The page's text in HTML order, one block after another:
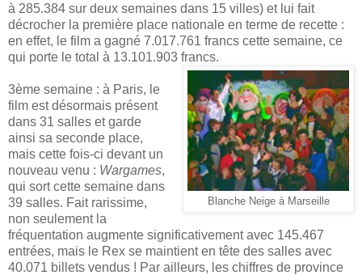
à 285.384 sur deux semaines dans 15 villes) et lui fait
décrocher la première place nationale en terme de recette :
en effet, le film a gagné 7.017.761 francs cette semaine, ce
qui porte le total à 13.101.903 francs.
Blanche Neige à Marseille
3ème semaine : à Paris, le
film est désormais présent
dans 31 salles et garde
ainsi sa seconde place,
mais cette fois-ci devant un
nouveau venu : Wargames,
qui sort cette semaine dans
39 salles. Fait rarissime,
non seulement la
fréquentation augmente significativement avec 145.467
entrées, mais le Rex se maintient en tête des salles avec
40.071 billets vendus ! Par ailleurs, les chiffres de province